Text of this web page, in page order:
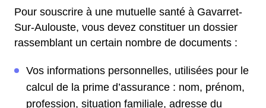
Pour souscrire à une mutuelle santé à Gavarret-
Sur-Aulouste, vous devez constituer un dossier
rassemblant un certain nombre de documents :
Vos informations personnelles, utilisées pour le
calcul de la prime d’assurance : nom, prénom,
profession, situation familiale, adresse du